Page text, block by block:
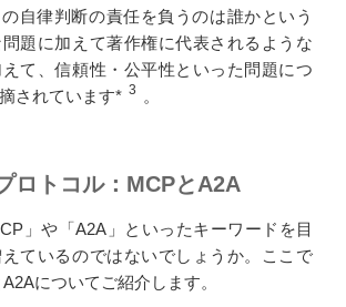
自律判断の責任を負うのは誰かという
題に加えて著作権に代表されるような
て、信頼性・公平性といった問題につ
されています* 3 。
ロトコル：MCPとA2A
」や「A2A」といったキーワードを目
ているのではないでしょうか。ここで
についてご紹介します。